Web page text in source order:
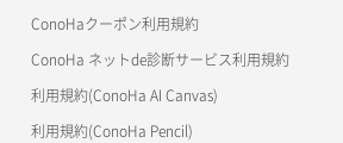
サーバーメタデータ更新（ネームタグ変更）
サーバー一覧取得
サーバー作成
ネットワーク削除（ローカルネットワーク用）
ネットワーク詳細取得
ポート一覧取得
リスナー作成
リスナー削除
リスナー更新
ラージオブジェクトアップロード(DLO)
一時的Web公開
Terraform
s3cmd
ConoHaクーポン利用規約
ConoHa ネットde診断サービス利用規約
利用規約(ConoHa AI Canvas)
利用規約(ConoHa Pencil)